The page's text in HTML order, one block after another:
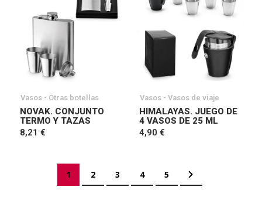
Vasos - Otras botellas
NOVAK. CONJUNTO
TERMO Y TAZAS
8,21 €
Vasos - Vasos de viaje
HIMALAYAS. JUEGO DE
4 VASOS DE 25 ML
4,90 €
Actualmente estás leyendo página
1 Página
2 Página
3 Página
4 Página
5 Página
Siguiente